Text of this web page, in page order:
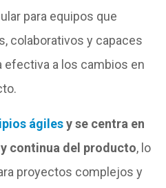
para equipos que
colaborativos y capaces
efectiva a los cambios en
ágilesy se centra en
continua del producto, lo
proyectos complejos y